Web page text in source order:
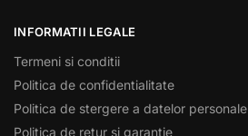
INFORMATII LEGALE
Termeni si conditii
Politica de confidentialitate
Politica de stergere a datelor personale
Politica de retur si garantie